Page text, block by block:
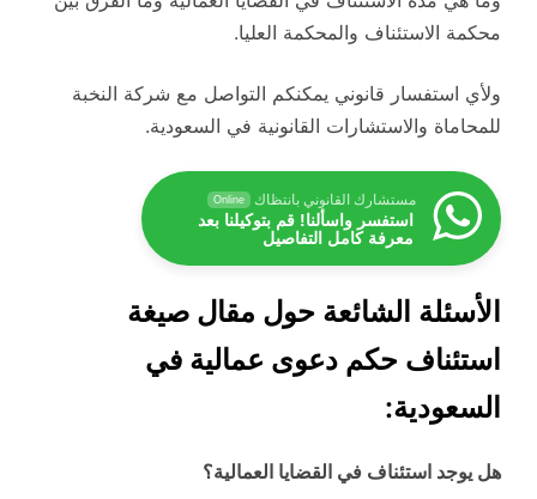
محكمة الاستئناف والمحكمة العليا.
ولأي استفسار قانوني يمكنكم التواصل مع شركة النخبة
للمحاماة والاستشارات القانونية في السعودية.
مستشارك القانوني بانتظاك Online
استفسر واسألنا! قم بتوكيلنا بعد
معرفة كامل التفاصيل
الأسئلة الشائعة حول مقال صيغة
استئناف حكم دعوى عمالية في
السعودية:
هل يوجد استئناف في القضايا العمالية؟